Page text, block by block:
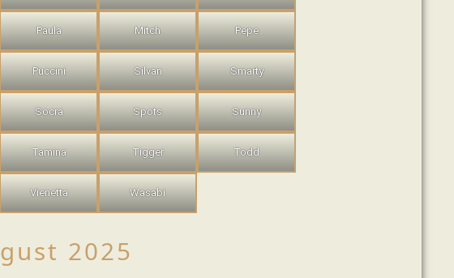
Paula Mitch Pepe
Puccini Silvan Smarty
Socra Spots Sunny
Tamina Tigger Todd
Vienetta Wasabi
2025